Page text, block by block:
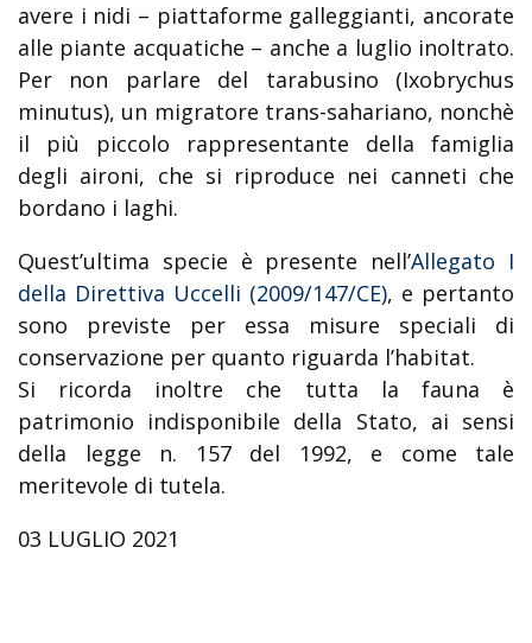
avere i nidi – piattaforme galleggianti, ancorate
alle piante acquatiche – anche a luglio inoltrato.
Per non parlare del tarabusino (Ixobrychus
minutus), un migratore trans-sahariano, nonchè
il più piccolo rappresentante della famiglia
degli aironi, che si riproduce nei canneti che
bordano i laghi.
Quest’ultima specie è presente nell’Allegato I
della Direttiva Uccelli (2009/147/CE), e pertanto
sono previste per essa misure speciali di
conservazione per quanto riguarda l’habitat.
Si ricorda inoltre che tutta la fauna è
patrimonio indisponibile della Stato, ai sensi
della legge n. 157 del 1992, e come tale
meritevole di tutela.
03 LUGLIO 2021